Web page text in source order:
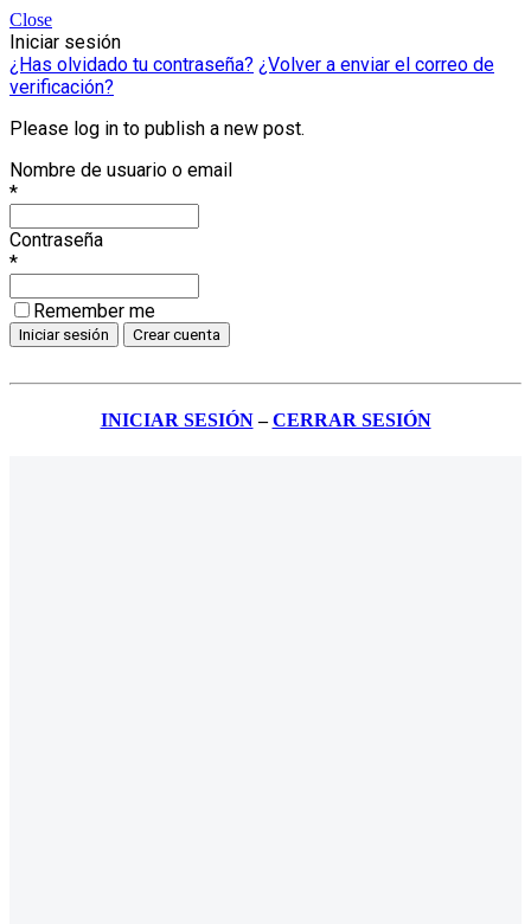
Close
Iniciar sesión
¿Has olvidado tu contraseña? ¿Volver a enviar el correo de
verificación?
Please log in to publish a new post.
Nombre de usuario o email
*
Contraseña
*
Remember me
INICIAR SESIÓN– CERRAR SESIÓN